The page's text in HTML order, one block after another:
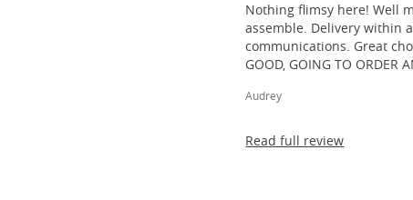
Nothing flimsy here! Well
assemble. Delivery within
communications. Great
GOOD, GOING TO ORDER
Audrey
Read full review